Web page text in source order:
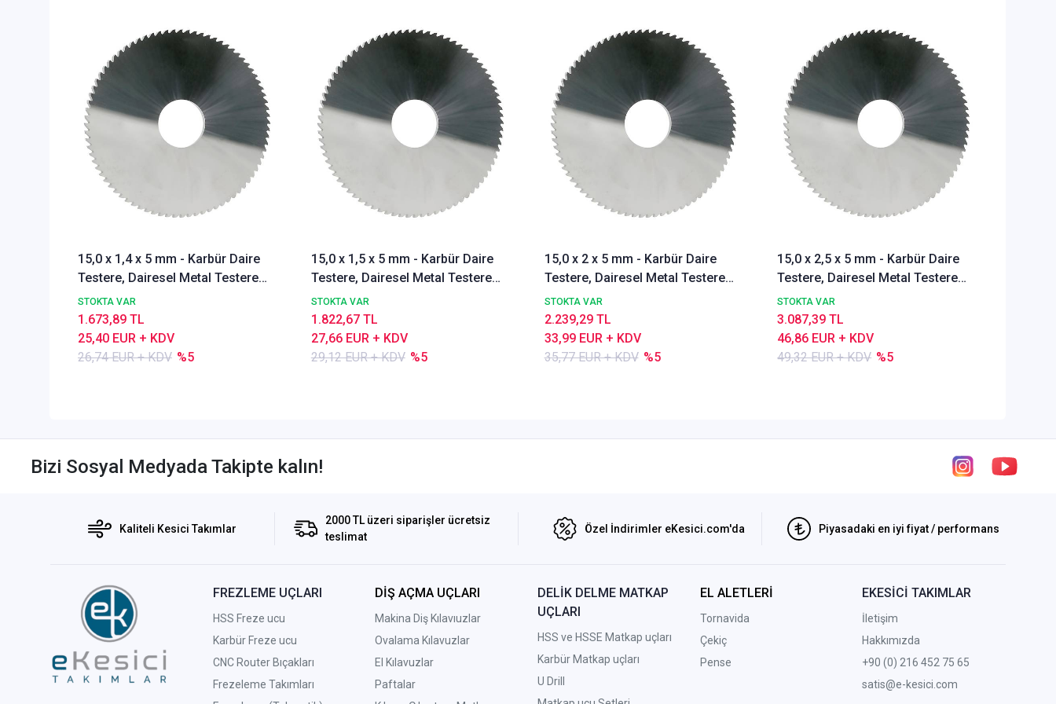
15,0 x 1,4 x 5 mm - Karbür Daire
Testere, Dairesel Metal Testere
DIN1837 A, İnce Dişli, Z=40
STOKTA VAR
26,74 EUR + KDV %5
25,40 EUR + KDV
1.673,89 TL
15,0 x 1,5 x 5 mm - Karbür Daire
Testere, Dairesel Metal Testere
DIN1837 A, İnce Dişli, Z=40
STOKTA VAR
29,12 EUR + KDV %5
27,66 EUR + KDV
1.822,67 TL
15,0 x 2 x 5 mm - Karbür Daire
Testere, Dairesel Metal Testere
DIN1837 A, İnce Dişli, Z=40
STOKTA VAR
35,77 EUR + KDV %5
33,99 EUR + KDV
2.239,29 TL
15,0 x 2,5 x 5 mm - Karbür Daire
Testere, Dairesel Metal Testere
DIN1837 A, İnce Dişli, Z=40
STOKTA VAR
49,32 EUR + KDV %5
46,86 EUR + KDV
3.087,39 TL
Bizi Sosyal Medyada Takipte kalın!
Kaliteli Kesici Takımlar
2000 TL üzeri siparişler ücretsiz
teslimat
Özel İndirimler eKesici.com'da Piyasadaki en iyi fiyat / performans
FREZLEME UÇLARI
HSS Freze ucu
Karbür Freze ucu
CNC Router Bıçakları
Frezeleme Takımları
DİŞ AÇMA UÇLARI
Makina Diş Kılavıuzlar
Ovalama Kılavuzlar
El Kılavuzlar
Paftalar
DELİK DELME MATKAP
UÇLARI
HSS ve HSSE Matkap uçları
Karbür Matkap uçları
U Drill
EL ALETLERİ
Tornavida
Çekiç
Pense
EKESİCİ TAKIMLAR
İletişim
Hakkımızda
+90 (0) 216 452 75 65
satis@e-kesici.com